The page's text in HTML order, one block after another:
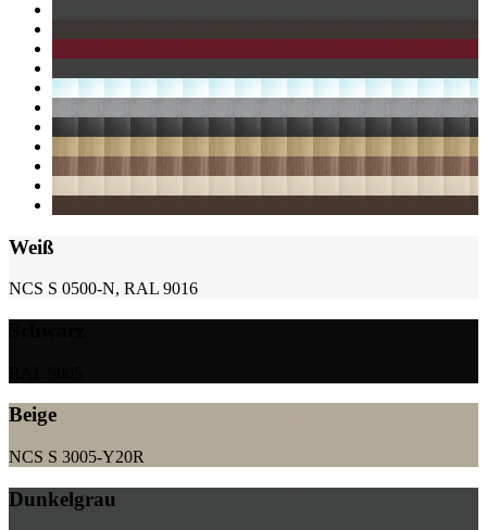
Weiß
NCS S 0500-N, RAL 9016
Beige
NCS S 3005-Y20R
Dunkelgrau